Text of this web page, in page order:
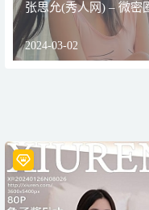
张思允(秀人网) – 微密
2024-03-02